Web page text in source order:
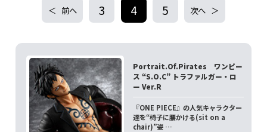
前へ 3 4 5 次へ
Portrait.Of.Pirates ワンピー
ス “S.O.C” トラファルガー・ロ
ー Ver.R
『ONE PIECE』の人気キャラクター
達を“椅子に腰かける(sit on a
chair)”姿 …